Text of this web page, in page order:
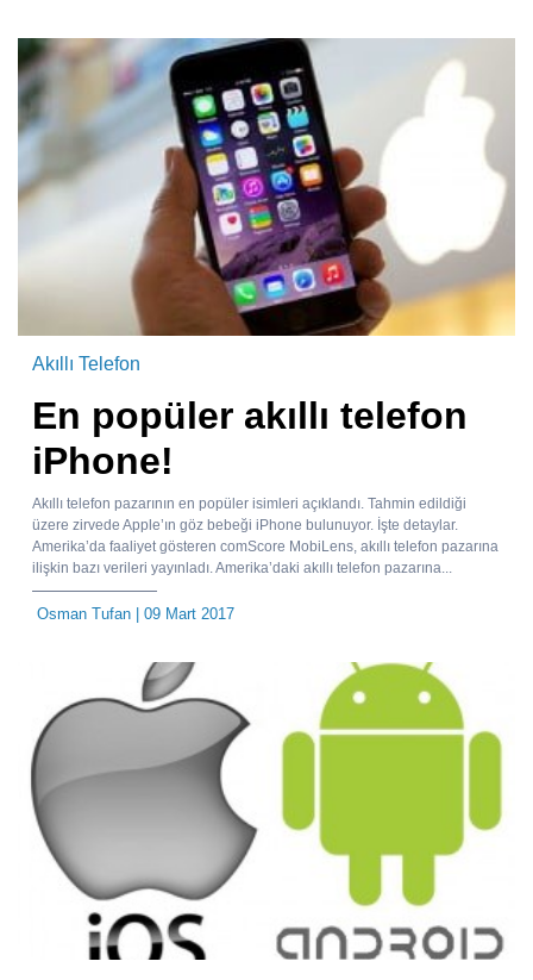
Akıllı Telefon
En popüler akıllı telefon
iPhone!
Akıllı telefon pazarının en popüler isimleri açıklandı. Tahmin edildiği
üzere zirvede Apple’ın göz bebeği iPhone bulunuyor. İşte detaylar.
Amerika’da faaliyet gösteren comScore MobiLens, akıllı telefon pazarına
ilişkin bazı verileri yayınladı. Amerika’daki akıllı telefon pazarına...
Osman Tufan | 09 Mart 2017